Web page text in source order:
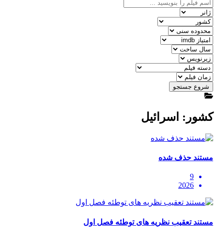
شروع جستجو
کشور: اسرائیل
مستند حذف شده
9
2026
مستند تعقیب نظریه های توطئه فصل اول